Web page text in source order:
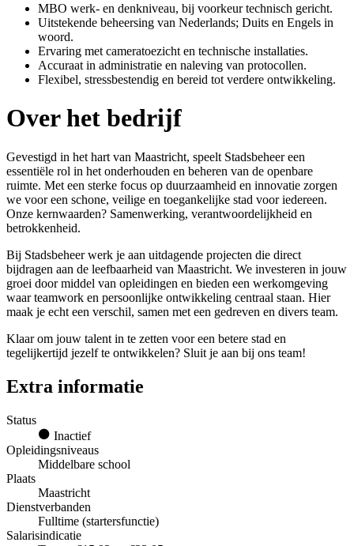
MBO werk- en denkniveau, bij voorkeur technisch gericht.
Uitstekende beheersing van Nederlands; Duits en Engels in
woord.
Ervaring met cameratoezicht en technische installaties.
Accuraat in administratie en naleving van protocollen.
Flexibel, stressbestendig en bereid tot verdere ontwikkeling.
Over het bedrijf
Gevestigd in het hart van Maastricht, speelt Stadsbeheer een
essentiële rol in het onderhouden en beheren van de openbare
ruimte. Met een sterke focus op duurzaamheid en innovatie zorgen
we voor een schone, veilige en toegankelijke stad voor iedereen.
Onze kernwaarden? Samenwerking, verantwoordelijkheid en
betrokkenheid.
Bij Stadsbeheer werk je aan uitdagende projecten die direct
bijdragen aan de leefbaarheid van Maastricht. We investeren in jouw
groei door middel van opleidingen en bieden een werkomgeving
waar teamwork en persoonlijke ontwikkeling centraal staan. Hier
maak je echt een verschil, samen met een gedreven en divers team.
Klaar om jouw talent in te zetten voor een betere stad en
tegelijkertijd jezelf te ontwikkelen? Sluit je aan bij ons team!
Extra informatie
Status
Inactief
Opleidingsniveaus
Middelbare school
Plaats
Maastricht
Dienstverbanden
Fulltime (startersfunctie)
Salarisindicatie